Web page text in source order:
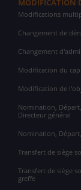
MODIFICATION
Modifications
Changement de
Changement
Modification du
Modification de
Nomination,
Directeur général
Nomination,
Transfert de siège
Transfert de siège
greffe